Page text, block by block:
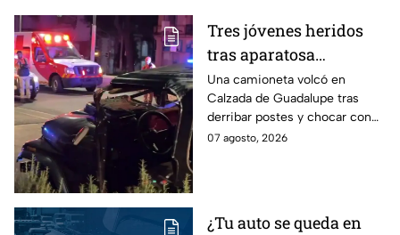
Tres jóvenes heridos
tras aparatosa
volcadura en Tepeyac
Insurgentes y operativo
en la Juárez, mientras
dormía
Una camioneta volcó en
Calzada de Guadalupe tras
derribar postes y chocar con
un árbol, dejando a tres
07 agosto, 2026
¿Tu auto se queda en